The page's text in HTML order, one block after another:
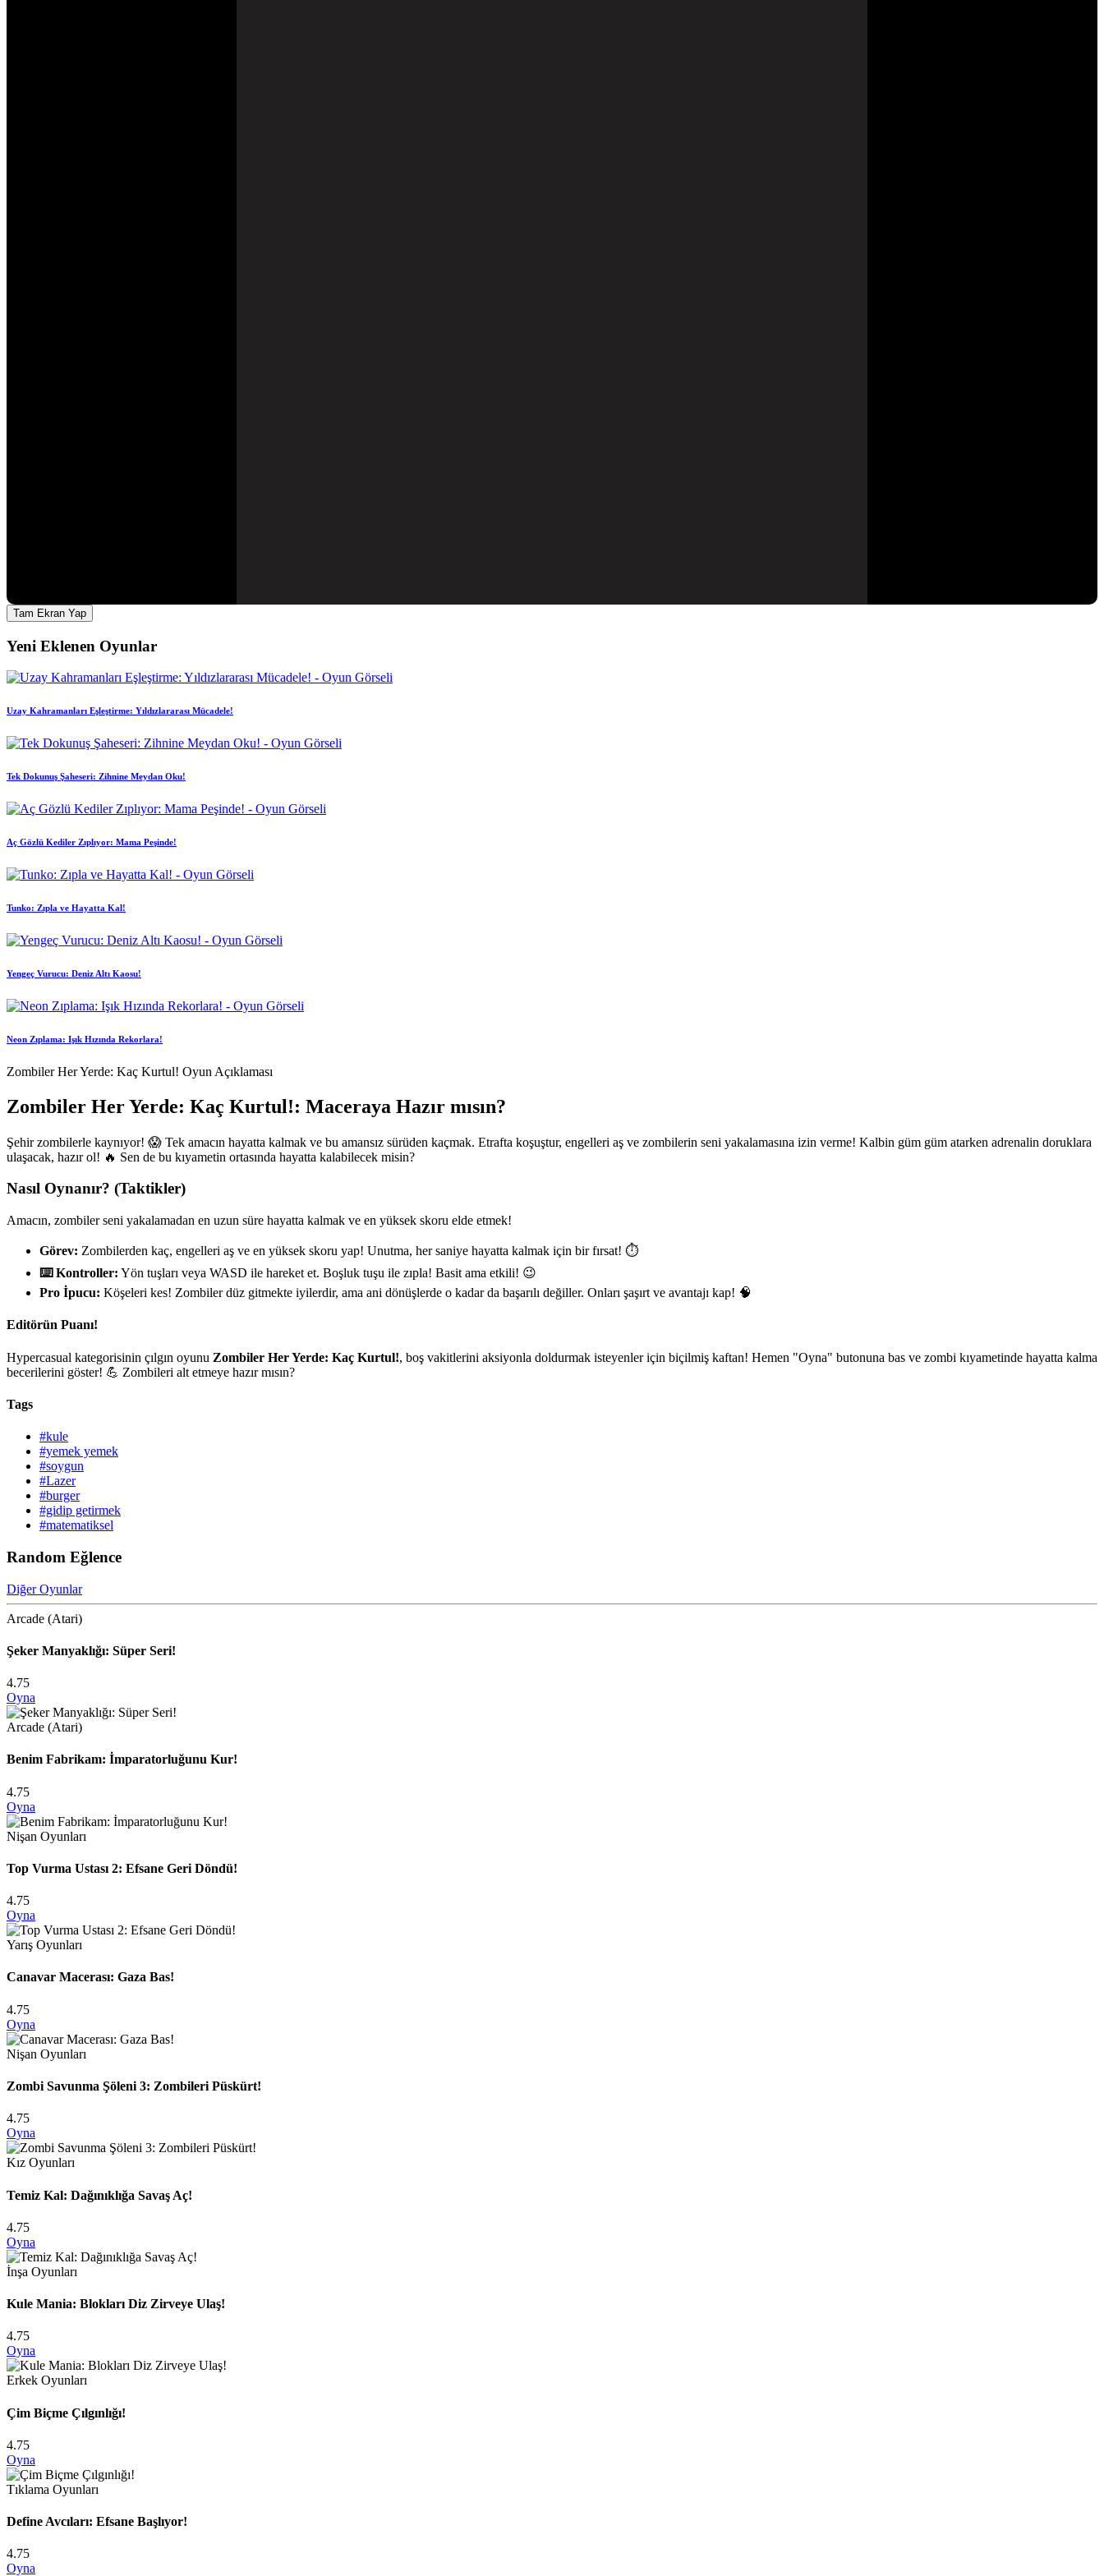
Tam Ekran Yap
Yeni Eklenen Oyunlar
Uzay Kahramanları Eşleştirme: Yıldızlararası Mücadele!
Tek Dokunuş Şaheseri: Zihnine Meydan Oku!
Aç Gözlü Kediler Zıplıyor: Mama Peşinde!
Tunko: Zıpla ve Hayatta Kal!
Yengeç Vurucu: Deniz Altı Kaosu!
Neon Zıplama: Işık Hızında Rekorlara!
Zombiler Her Yerde: Kaç Kurtul! Oyun Açıklaması
Zombiler Her Yerde: Kaç Kurtul!: Maceraya Hazır mısın?
Şehir zombilerle kaynıyor! 😱 Tek amacın hayatta kalmak ve bu amansız sürüden kaçmak. Etrafta koşuştur, engelleri aş ve zombilerin seni yakalamasına izin verme! Kalbin güm güm atarken adrenalin doruklara
ulaşacak, hazır ol! 🔥 Sen de bu kıyametin ortasında hayatta kalabilecek misin?
Nasıl Oynanır? (Taktikler)
Amacın, zombiler seni yakalamadan en uzun süre hayatta kalmak ve en yüksek skoru elde etmek!
Görev: Zombilerden kaç, engelleri aş ve en yüksek skoru yap! Unutma, her saniye hayatta kalmak için bir fırsat! ⏱️
⌨️ Kontroller: Yön tuşları veya WASD ile hareket et. Boşluk tuşu ile zıpla! Basit ama etkili! 😉
Pro İpucu: Köşeleri kes! Zombiler düz gitmekte iyilerdir, ama ani dönüşlerde o kadar da başarılı değiller. Onları şaşırt ve avantajı kap! 🧠
Editörün Puanı!
Hypercasual kategorisinin çılgın oyunu Zombiler Her Yerde: Kaç Kurtul!, boş vakitlerini aksiyonla doldurmak isteyenler için biçilmiş kaftan! Hemen "Oyna" butonuna bas ve zombi kıyametinde hayatta kalma
becerilerini göster! 💪 Zombileri alt etmeye hazır mısın?
Tags
#kule
#yemek yemek
#soygun
#Lazer
#burger
#gidip getirmek
#matematiksel
Random Eğlence
Diğer Oyunlar
Arcade (Atari)
Şeker Manyaklığı: Süper Seri!
4.75
Oyna
Arcade (Atari)
Benim Fabrikam: İmparatorluğunu Kur!
4.75
Oyna
Nişan Oyunları
Top Vurma Ustası 2: Efsane Geri Döndü!
4.75
Oyna
Yarış Oyunları
Canavar Macerası: Gaza Bas!
4.75
Oyna
Nişan Oyunları
Zombi Savunma Şöleni 3: Zombileri Püskürt!
4.75
Oyna
Kız Oyunları
Temiz Kal: Dağınıklığa Savaş Aç!
4.75
Oyna
İnşa Oyunları
Kule Mania: Blokları Diz Zirveye Ulaş!
4.75
Oyna
Erkek Oyunları
Çim Biçme Çılgınlığı!
4.75
Oyna
Tıklama Oyunları
Define Avcıları: Efsane Başlıyor!
4.75
Oyna